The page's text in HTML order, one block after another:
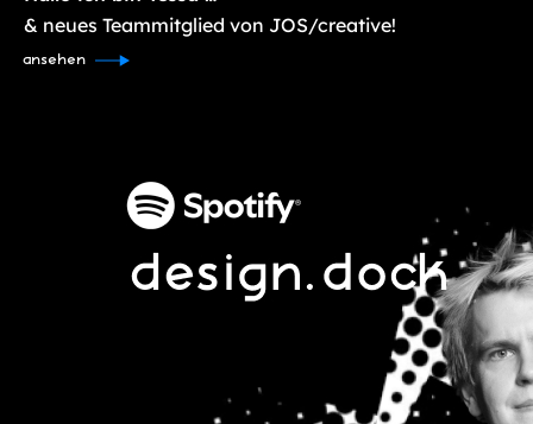
& neues Teammitglied von JOS/creative!
ansehen